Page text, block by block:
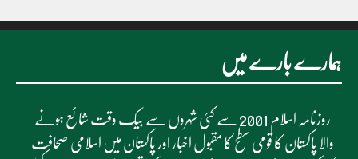
ہمارے بارے میں
روزنامہ اسلام 2001 سے کئی شہروں سے بیک وقت شائع ہونے
والا پاکستان کا قومی سطح کا مقبول اخبار اور پاکستان میں اسلامی صحافت